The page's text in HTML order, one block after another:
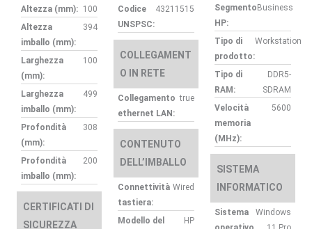
Altezza (mm): 100
Altezza
imballo (mm):
394
Larghezza
(mm):
100
Larghezza
imballo (mm):
499
Profondità
(mm):
308
Profondità
imballo (mm):
200
CERTIFICATI DI
SICUREZZA
Codice
UNSPSC:
43211515
COLLEGAMENT
O IN RETE
Collegamento
ethernet LAN:
true
CONTENUTO
DELL’IMBALLO
Connettività
tastiera:
Wired
Modello del HP
Segmento
HP:
Business
Tipo di
prodotto:
Workstation
Tipo di
RAM:
DDR5-
SDRAM
Velocità
memoria
(MHz):
5600
SISTEMA
INFORMATICO
Sistema
Windows